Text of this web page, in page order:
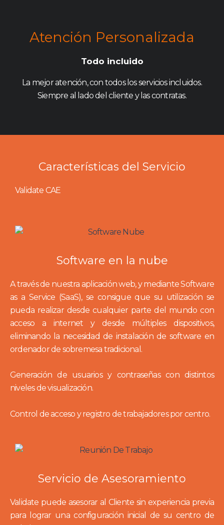
Atención Personalizada
Todo incluido
La mejor atención, con todos los servicios incluidos.
Siempre al lado del cliente y las contratas.
Características del Servicio
Validate CAE
Software en la nube
A través de nuestra aplicación web, y mediante Software
as a Service (SaaS), se consigue que su utilización se
pueda realizar desde cualquier parte del mundo con
acceso a internet y desde múltiples dispositivos,
eliminando la necesidad de instalación de software en
ordenador de sobremesa tradicional.
Generación de usuarios y contraseñas con distintos
niveles de visualización.
Control de acceso y registro de trabajadores por centro.
Servicio de Asesoramiento
Validate puede asesorar al Cliente sin experiencia previa
para lograr una configuración inicial de su centro de